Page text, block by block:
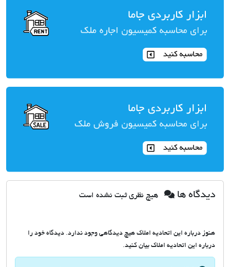
دیدگاه ها هیچ نظری ثبت نشده است
هنوز درباره این اتحادیه املاک هیچ دیدگاهی وجود ندارد. دیدگاه خود را
درباره این اتحادیه املاک بیان کنید.